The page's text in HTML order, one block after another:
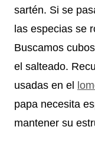
sartén. Si se
las especias se
Buscamos
el salteado.
usadas en el
papa necesita
mantener su